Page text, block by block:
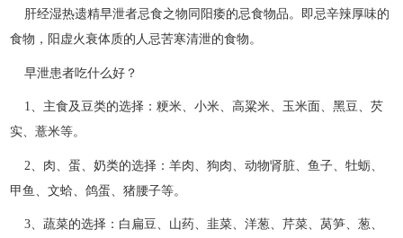
肝经湿热遗精早泄者忌食之物同阳痿的忌食物品。即忌辛辣厚味的
食物，阳虚火衰体质的人忌苦寒清泄的食物。
早泄患者吃什么好？
1、主食及豆类的选择：粳米、小米、高粱米、玉米面、黑豆、芡
实、薏米等。
2、肉、蛋、奶类的选择：羊肉、狗肉、动物肾脏、鱼子、牡蛎、
甲鱼、文蛤、鸽蛋、猪腰子等。
3、蔬菜的选择：白扁豆、山药、韭菜、洋葱、芹菜、莴笋、葱、